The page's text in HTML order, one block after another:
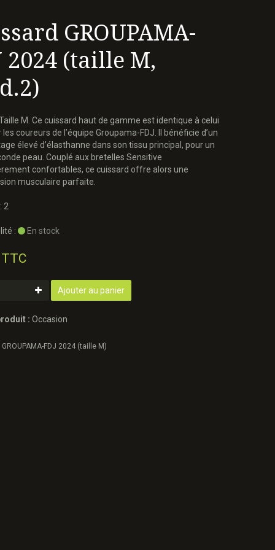
GROUPAMA-
2024 (taille M,
M. Ce cuissard haut de gamme est identique à celui
coureurs de l’équipe Groupama-FDJ. Il bénéficie d’un
élevé d’élasthanne dans son tissu principal, pour un
peau. Couplé aux bretelles Sensitive
confortables, ce cuissard offre alors une
musculaire parfaite.
2
: En stock
Ajouter au panier
: Occasion
FDJ 2024 (taille M)